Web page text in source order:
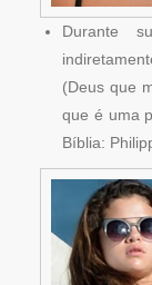
Durante
(Deus que
que é uma
Bíblia: